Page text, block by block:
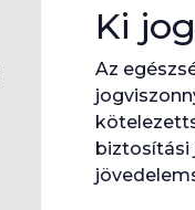
Ki
Az
biztosítási